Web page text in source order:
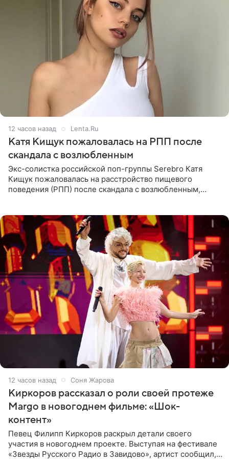
12 часов назад Lenta.Ru
Катя Кищук пожаловалась на РПП после
скандала с возлюбленным
Экс-солистка российской поп-группы Serebro Катя
Кищук пожаловалась на расстройство пищевого
поведения (РПП) после скандала с возлюбленным,
12 часов назад Соня Жарова
Киркоров рассказал о роли своей протеже
Margo в новогоднем фильме: «Шок-
контент»
Певец Филипп Киркоров раскрыл детали своего
участия в новогоднем проекте. Выступая на фестивале
«Звезды Русского Радио в Завидово», артист сообщил,